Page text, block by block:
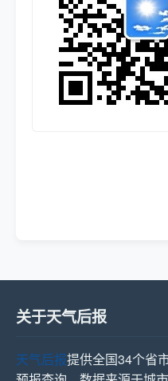
关于天气后报
天气后报提供全国34个省